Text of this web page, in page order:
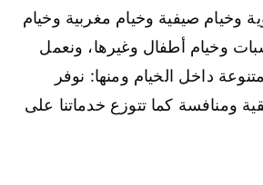
وخيام صيفية وخيام مغربية وخيام
وخيام أطفال وغيرها، ونعمل
داخل الخيام ومنها: نوفر
ومنافسة كما تتوزع خدماتنا على